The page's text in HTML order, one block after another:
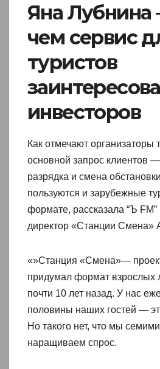
Яна Лубнина
чем сервис
туристов
инвесторов
Как отмечают организаторы
основной запрос клиентов
разрядка и смена
пользуются и зарубежные
формате, рассказала “Ъ
директор «Станции Смена»
«»Станция «Смена»—
придумал формат взрослых
почти 10 лет назад. У нас
половины наших гостей —
Но такого нет, что мы
наращиваем спрос.